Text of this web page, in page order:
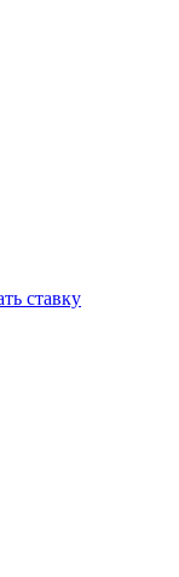
ставку